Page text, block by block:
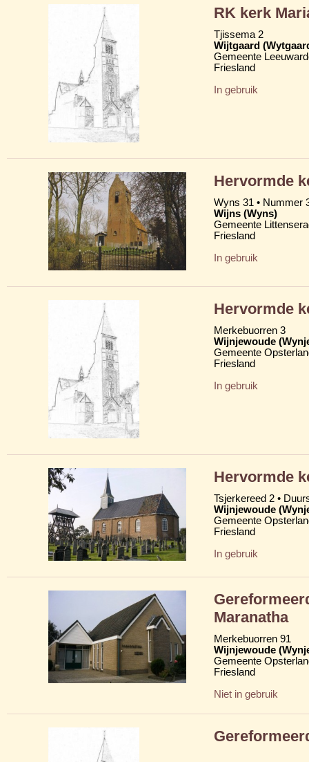
RK kerk
Tjissema 2
Wijtgaard
Gemeente
Friesland
In gebruik
Hervormde
Wyns 31 • Nummer
Wijns (Wyns)
Gemeente
Friesland
In gebruik
Hervormde
Merkebuorren 3
Wijnjewoude
Gemeente
Friesland
In gebruik
Hervormde
Tsjerkereed 2 •
Wijnjewoude
Gemeente
Friesland
In gebruik
Maranatha
Merkebuorren 91
Wijnjewoude
Gemeente
Friesland
Niet in gebruik